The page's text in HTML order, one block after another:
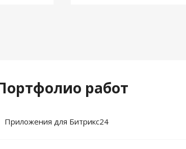
работ
Приложения для Битрикс24